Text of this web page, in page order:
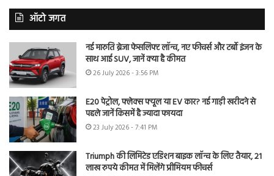
ऑटो जगत
नई मारुति ब्रेजा फेसलिफ्ट लॉन्च, नए फीचर्स और टर्बो इंजन के
साथ आई SUV, जानें क्या है कीमत
26 July 2026 - 3:56 PM
E20 पेट्रोल, फ्लेक्स फ्यूल या EV कार? नई गाड़ी खरीदने से
पहले जानें किसमें है ज्यादा फायदा
23 July 2026 - 7:41 PM
Triumph की लिमिटेड एडिशन बाइक लॉन्च के लिए तैयार, 21
लाख रुपये कीमत में मिलेंगे प्रीमियम फीचर्स